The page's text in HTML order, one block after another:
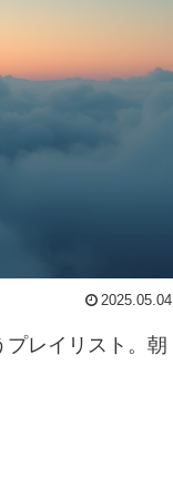
2025.05.04
プレイリスト。朝